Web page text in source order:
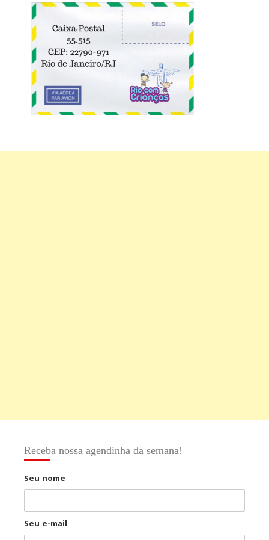
Receba nossa agendinha da semana!
Seu nome
Seu e-mail